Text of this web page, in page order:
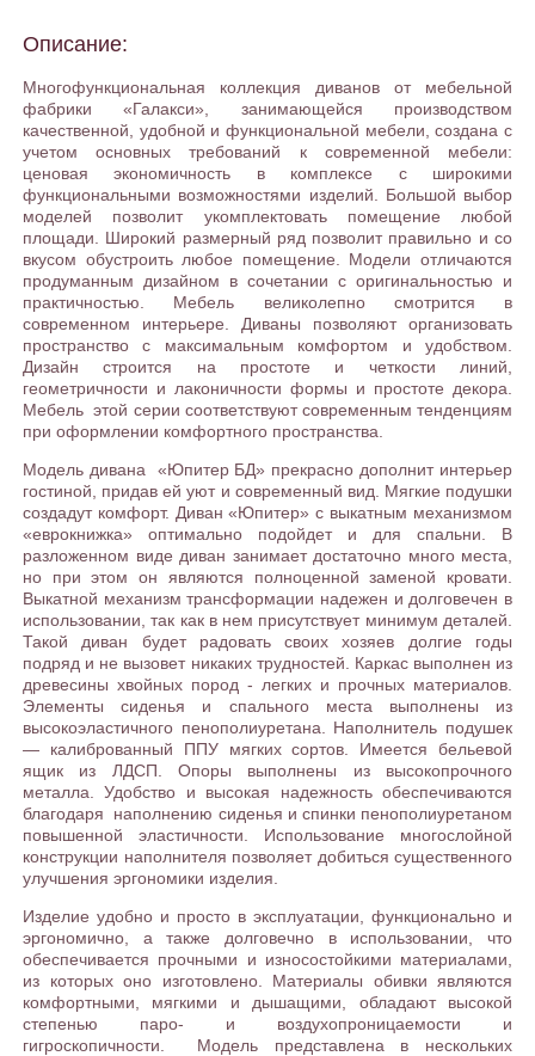
Описание:
Многофункциональная коллекция диванов от мебельной
фабрики «Галакси», занимающейся производством
качественной, удобной и функциональной мебели, создана с
учетом основных требований к современной мебели:
ценовая экономичность в комплексе с широкими
функциональными возможностями изделий. Большой выбор
моделей позволит укомплектовать помещение любой
площади. Широкий размерный ряд позволит правильно и со
вкусом обустроить любое помещение. Модели отличаются
продуманным дизайном в сочетании с оригинальностью и
практичностью. Мебель великолепно смотрится в
современном интерьере. Диваны позволяют организовать
пространство с максимальным комфортом и удобством.
Дизайн строится на простоте и четкости линий,
геометричности и лаконичности формы и простоте декора.
Мебель этой серии соответствуют современным тенденциям
при оформлении комфортного пространства.
Модель дивана «Юпитер БД» прекрасно дополнит интерьер
гостиной, придав ей уют и современный вид. Мягкие подушки
создадут комфорт. Диван «Юпитер» с выкатным механизмом
«еврокнижка» оптимально подойдет и для спальни. В
разложенном виде диван занимает достаточно много места,
но при этом он являются полноценной заменой кровати.
Выкатной механизм трансформации надежен и долговечен в
использовании, так как в нем присутствует минимум деталей.
Такой диван будет радовать своих хозяев долгие годы
подряд и не вызовет никаких трудностей. Каркас выполнен из
древесины хвойных пород - легких и прочных материалов.
Элементы сиденья и спального места выполнены из
высокоэластичного пенополиуретана. Наполнитель подушек
— калиброванный ППУ мягких сортов. Имеется бельевой
ящик из ЛДСП. Опоры выполнены из высокопрочного
металла. Удобство и высокая надежность обеспечиваются
благодаря наполнению сиденья и спинки пенополиуретаном
повышенной эластичности. Использование многослойной
конструкции наполнителя позволяет добиться существенного
улучшения эргономики изделия.
Изделие удобно и просто в эксплуатации, функционально и
эргономично, а также долговечно в использовании, что
обеспечивается прочными и износостойкими материалами,
из которых оно изготовлено. Материалы обивки являются
комфортными, мягкими и дышащими, обладают высокой
степенью паро- и воздухопроницаемости и
гигроскопичности. Модель представлена в нескольких